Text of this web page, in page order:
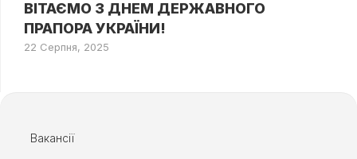
ВІТАЄМО З ДНЕМ ДЕРЖАВНОГО
ПРАПОРА УКРАЇНИ!
22 Серпня, 2025
Вакансії